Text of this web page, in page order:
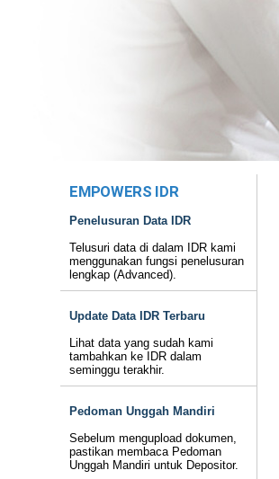
EMPOWERS IDR
Penelusuran Data IDR
Telusuri data di dalam IDR kami
menggunakan fungsi penelusuran
lengkap (Advanced).
Update Data IDR Terbaru
Lihat data yang sudah kami
tambahkan ke IDR dalam
seminggu terakhir.
Pedoman Unggah Mandiri
Sebelum mengupload dokumen,
pastikan membaca Pedoman
Unggah Mandiri untuk Depositor.